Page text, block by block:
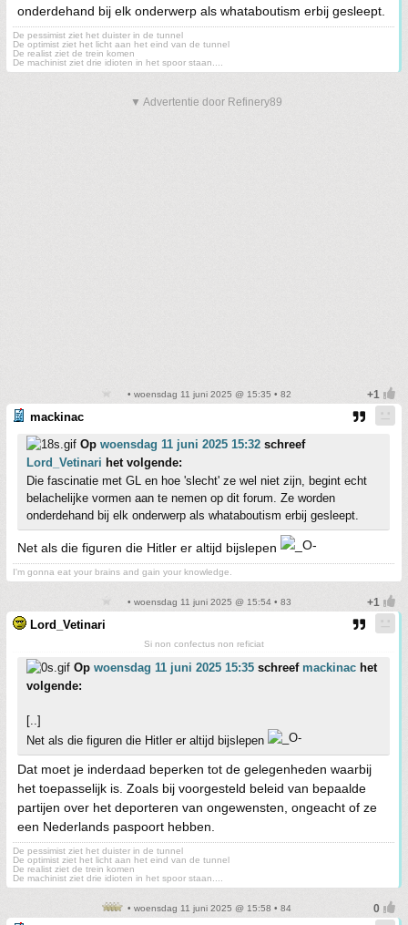
onderdehand bij elk onderwerp als whataboutism erbij gesleept.
De pessimist ziet het duister in de tunnel
De optimist ziet het licht aan het eind van de tunnel
De realist ziet de trein komen
De machinist ziet drie idioten in het spoor staan....
▼ Advertentie door Refinery89
• woensdag 11 juni 2025 @ 15:35 • 82
mackinac
Op woensdag 11 juni 2025 15:32 schreef
Lord_Vetinari het volgende:
Die fascinatie met GL en hoe 'slecht' ze wel niet zijn, begint echt
belachelijke vormen aan te nemen op dit forum. Ze worden
onderdehand bij elk onderwerp als whataboutism erbij gesleept.
Net als die figuren die Hitler er altijd bijslepen
I'm gonna eat your brains and gain your knowledge.
• woensdag 11 juni 2025 @ 15:54 • 83
Lord_Vetinari
Si non confectus non reficiat
Op woensdag 11 juni 2025 15:35 schreef mackinac het
volgende:
[..]
Net als die figuren die Hitler er altijd bijslepen
Dat moet je inderdaad beperken tot de gelegenheden waarbij
het toepasselijk is. Zoals bij voorgesteld beleid van bepaalde
partijen over het deporteren van ongewensten, ongeacht of ze
een Nederlands paspoort hebben.
De pessimist ziet het duister in de tunnel
De optimist ziet het licht aan het eind van de tunnel
De realist ziet de trein komen
De machinist ziet drie idioten in het spoor staan....
• woensdag 11 juni 2025 @ 15:58 • 84